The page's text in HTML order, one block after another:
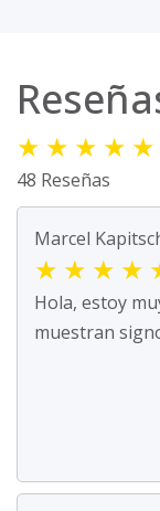
★ ★ ★ ★ ★
48 Reseñas
Marcel
★ ★ ★ ★
Hola, estoy
muestran